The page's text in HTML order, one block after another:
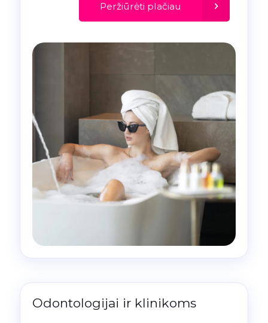
Peržiūrėti plačiau
Odontologijai ir klinikoms